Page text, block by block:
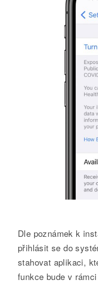
Dle poznámek k
přihlásit se do
stahovat aplikaci,
funkce bude v